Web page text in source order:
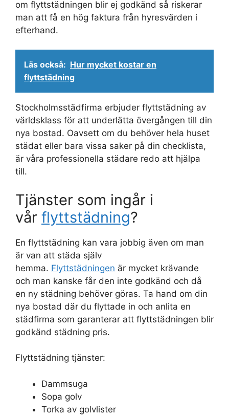
om flyttstädningen blir ej godkänd så riskerar
man att få en hög faktura från hyresvärden i
efterhand.
Läs också: Hur mycket kostar en
flyttstädning
Stockholmsstädfirma erbjuder flyttstädning av
världsklass för att underlätta övergången till din
nya bostad. Oavsett om du behöver hela huset
städat eller bara vissa saker på din checklista,
är våra professionella städare redo att hjälpa
till.
Tjänster som ingår i
vår flyttstädning?
En flyttstädning kan vara jobbig även om man
är van att städa själv
hemma. Flyttstädningen är mycket krävande
och man kanske får den inte godkänd och då
en ny städning behöver göras. Ta hand om din
nya bostad där du flyttade in och anlita en
städfirma som garanterar att flyttstädningen blir
godkänd städning pris.
Flyttstädning tjänster:
Dammsuga
Sopa golv
Torka av golvlister